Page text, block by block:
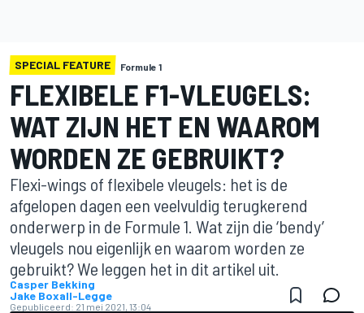
SPECIAL FEATURE Formule 1
FLEXIBELE F1-VLEUGELS:
WAT ZIJN HET EN WAAROM
WORDEN ZE GEBRUIKT?
Flexi-wings of flexibele vleugels: het is de
afgelopen dagen een veelvuldig terugkerend
onderwerp in de Formule 1. Wat zijn die ‘bendy’
vleugels nou eigenlijk en waarom worden ze
gebruikt? We leggen het in dit artikel uit.
Casper Bekking
Jake Boxall-Legge
Gepubliceerd: 21 mei 2021, 13:04